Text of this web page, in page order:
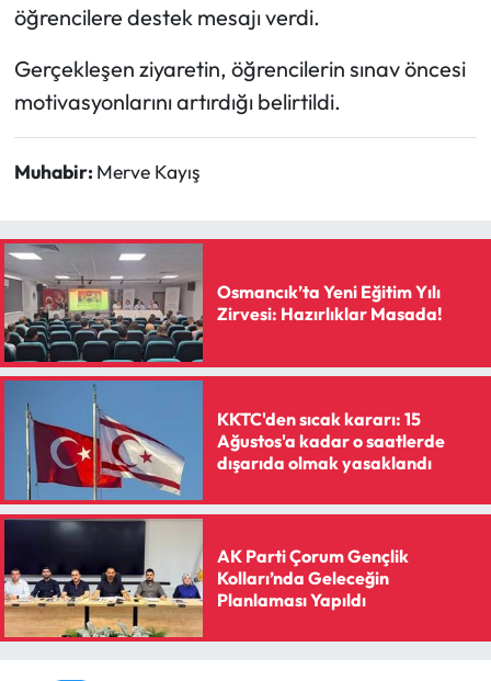
öğrencilere destek mesajı verdi.
Gerçekleşen ziyaretin, öğrencilerin sınav öncesi
motivasyonlarını artırdığı belirtildi.
Muhabir: Merve Kayış
Osmancık’ta Yeni Eğitim Yılı
Zirvesi: Hazırlıklar Masada!
KKTC'den sıcak kararı: 15
Ağustos'a kadar o saatlerde
dışarıda olmak yasaklandı
AK Parti Çorum Gençlik
Kolları’nda Geleceğin
Planlaması Yapıldı
Resmi İlan
Resmi Reklam
Sağlık
Spor
Sungurlu Haberleri
Turizm
Uğurludağ Haberleri
Yaşam
Yayla Haber
Yemek Tarifleri
Yerel Haberler